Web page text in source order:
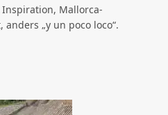
Mallorca-
„y un poco loco“.